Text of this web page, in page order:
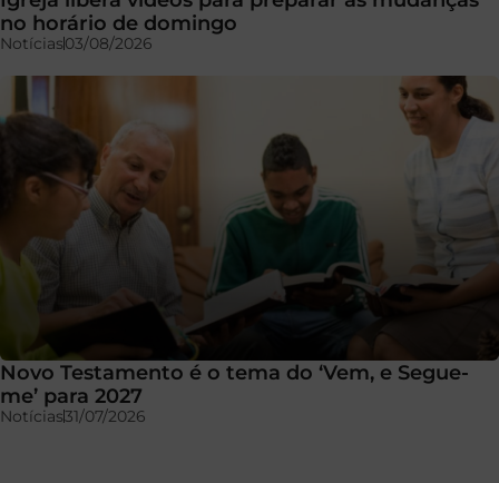
no horário de domingo
Notícias03/08/2026
Novo Testamento é o tema do ‘Vem, e Segue-
me’ para 2027
Notícias31/07/2026